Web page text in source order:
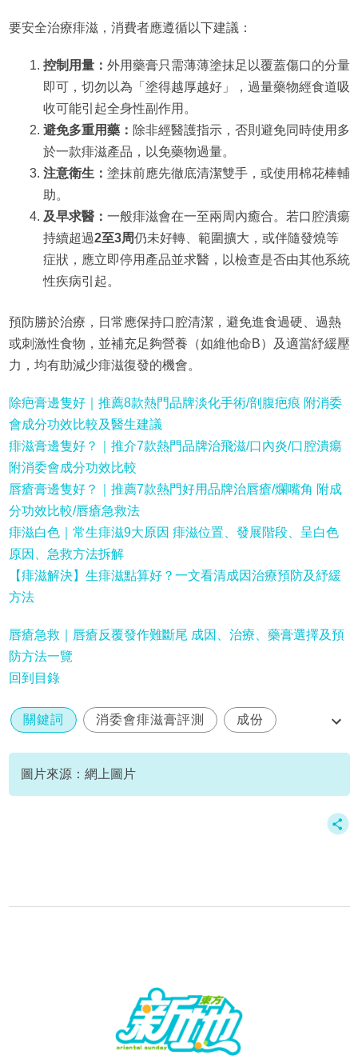
要安全治療痱滋，消費者應遵循以下建議：
控制用量： 外用藥膏只需薄薄塗抹足以覆蓋傷口的分量
即可，切勿以為「塗得越厚越好」，過量藥物經食道吸
收可能引起全身性副作用。
避免多重用藥： 除非經醫護指示，否則避免同時使用多
於一款痱滋產品，以免藥物過量。
注意衛生： 塗抹前應先徹底清潔雙手，或使用棉花棒輔
助。
及早求醫： 一般痱滋會在一至兩周內癒合。若口腔潰瘍
持續超過2至3周仍未好轉、範圍擴大，或伴隨發燒等
症狀，應立即停用產品並求醫，以檢查是否由其他系統
性疾病引起。
預防勝於治療，日常應保持口腔清潔，避免進食過硬、過熱
或刺激性食物，並補充足夠營養（如維他命B）及適當紓緩壓
力，均有助減少痱滋復發的機會。
除疤膏邊隻好｜推薦8款熱門品牌淡化手術/剖腹疤痕 附消委
會成分功效比較及醫生建議
痱滋膏邊隻好？｜推介7款熱門品牌治飛滋/口內炎/口腔潰瘍
附消委會成分功效比較
唇瘡膏邊隻好？｜推薦7款熱門好用品牌治唇瘡/爛嘴角 附成
分功效比較/唇瘡急救法
痱滋白色｜常生痱滋9大原因 痱滋位置、發展階段、呈白色
原因、急救方法拆解
【痱滋解決】生痱滋點算好？一文看清成因治療預防及紓緩
方法
唇瘡急救｜唇瘡反覆發作難斷尾 成因、治療、藥膏選擇及預
防方法一覽
回到目錄
關鍵詞 消委會痱滋膏評測 成份
比較
推薦
圖片來源：網上圖片